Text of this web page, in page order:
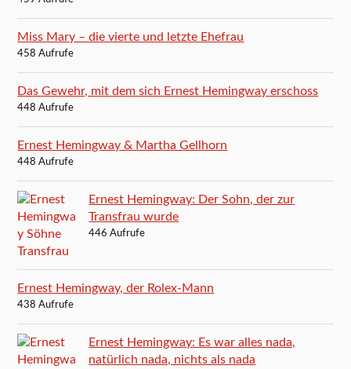
Miss Mary – die vierte und letzte Ehefrau
458 Aufrufe
Das Gewehr, mit dem sich Ernest Hemingway erschoss
448 Aufrufe
Ernest Hemingway & Martha Gellhorn
448 Aufrufe
Ernest Hemingway: Der Sohn, der zur
Transfrau wurde
446 Aufrufe
Ernest Hemingway, der Rolex-Mann
438 Aufrufe
Ernest Hemingway: Es war alles nada,
natürlich nada, nichts als nada